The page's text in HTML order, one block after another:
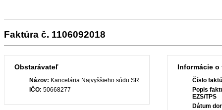
Faktúra č. 1106092018
Obstarávateľ
Názov: Kancelária Najvyššieho súdu SR
IČO: 50668277
Informácie o
Číslo
Popis
EZS/TPS
Dátum